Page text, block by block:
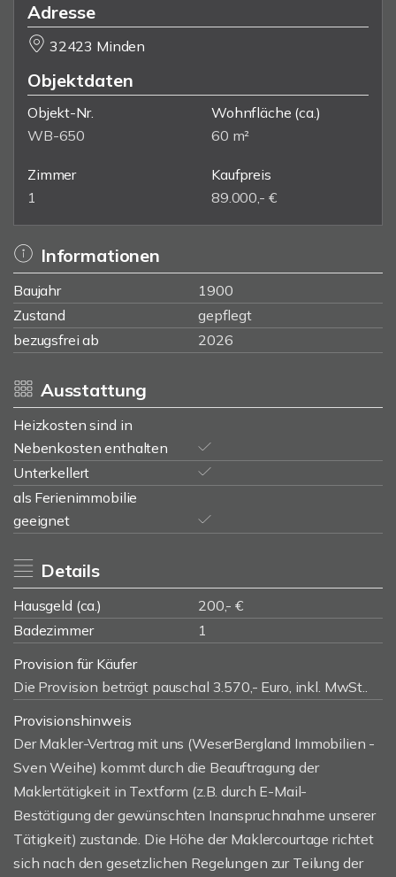
Adresse
32423 Minden
Objektdaten
Objekt-Nr.
WB-650
Wohnfläche (ca.)
60 m²
Zimmer
1
Kaufpreis
89.000,- €
Informationen
Baujahr
1900
Zustand
gepflegt
bezugsfrei ab
2026
Ausstattung
Heizkosten sind in
Nebenkosten enthalten
Unterkellert
als Ferienimmobilie
geeignet
Details
Hausgeld (ca.)
200,- €
Badezimmer
1
Provision für Käufer
Die Provision beträgt pauschal 3.570,- Euro, inkl. MwSt..
Provisionshinweis
Der Makler-Vertrag mit uns (WeserBergland Immobilien -
Sven Weihe) kommt durch die Beauftragung der
Maklertätigkeit in Textform (z.B. durch E-Mail-
Bestätigung der gewünschten Inanspruchnahme unserer
Tätigkeit) zustande. Die Höhe der Maklercourtage richtet
sich nach den gesetzlichen Regelungen zur Teilung der